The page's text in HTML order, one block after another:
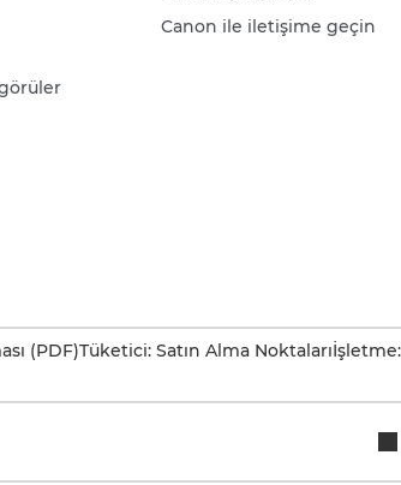
Canon ile iletişime geçin
(PDF)Tüketici: Satın Alma Noktaları